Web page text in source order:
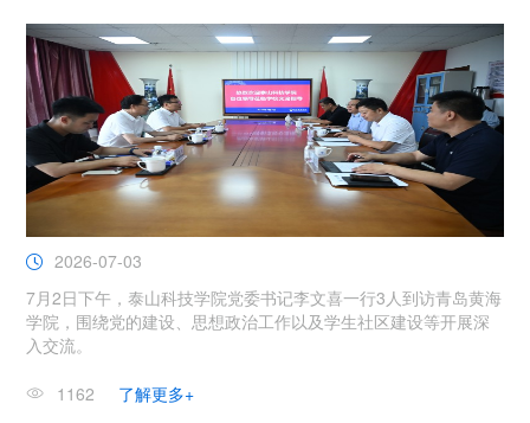
2026-07-03
7月2日下午，泰山科技学院党委书记李文喜一行3人到访青岛黄海
学院，围绕党的建设、思想政治工作以及学生社区建设等开展深
入交流。
1162 了解更多+